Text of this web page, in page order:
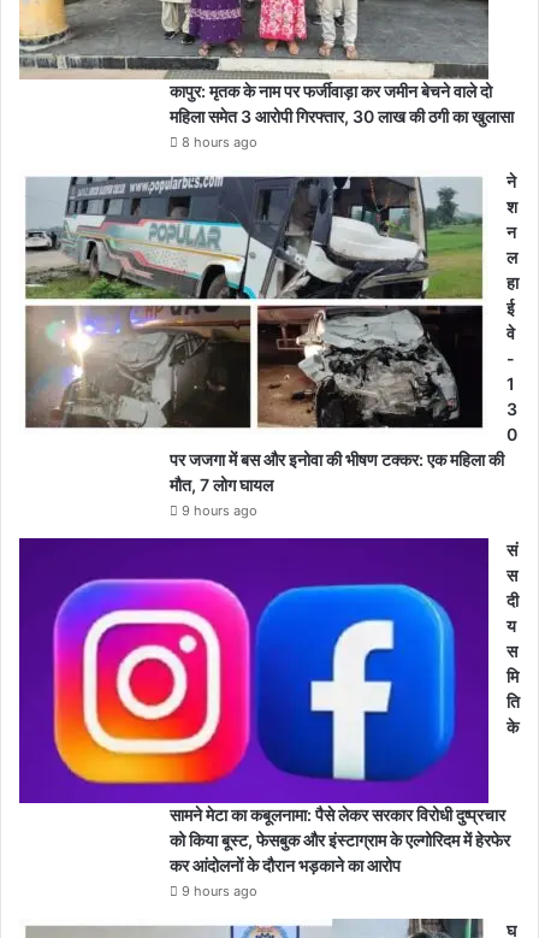
कापुर: मृतक के नाम पर फर्जीवाड़ा कर जमीन बेचने वाले दो
महिला समेत 3 आरोपी गिरफ्तार, 30 लाख की ठगी का खुलासा
8 hours ago
ने
श
न
ल
हा
ई
वे
-
1
3
0
पर जजगा में बस और इनोवा की भीषण टक्कर: एक महिला की
मौत, 7 लोग घायल
9 hours ago
सं
स
दी
य
स
मि
ति
के
सामने मेटा का कबूलनामा: पैसे लेकर सरकार विरोधी दुष्प्रचार
को किया बूस्ट, फेसबुक और इंस्टाग्राम के एल्गोरिदम में हेरफेर
कर आंदोलनों के दौरान भड़काने का आरोप
9 hours ago
घ